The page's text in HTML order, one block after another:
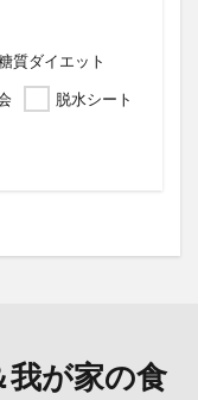
質ダイエット
脱水シート
我が家の食